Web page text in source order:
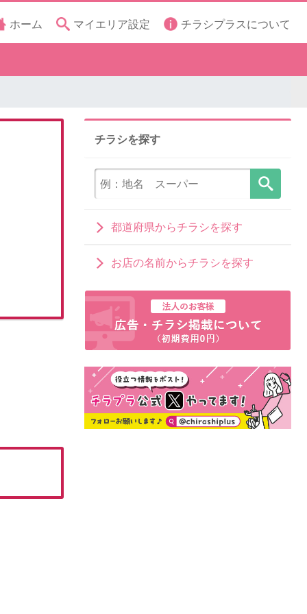
ホーム マイエリア設定 チラシプラスについて
チラシを探す
都道府県からチラシを探す
お店の名前からチラシを探す